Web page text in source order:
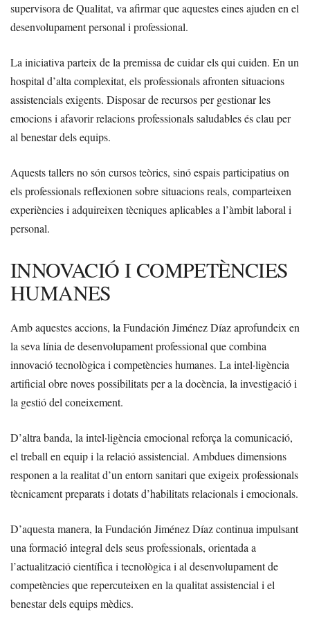
supervisora de Qualitat, va afirmar que aquestes eines ajuden en el
desenvolupament personal i professional.
La iniciativa parteix de la premissa de cuidar els qui cuiden. En un
hospital d’alta complexitat, els professionals afronten situacions
assistencials exigents. Disposar de recursos per gestionar les
emocions i afavorir relacions professionals saludables és clau per
al benestar dels equips.
Aquests tallers no són cursos teòrics, sinó espais participatius on
els professionals reflexionen sobre situacions reals, comparteixen
experiències i adquireixen tècniques aplicables a l’àmbit laboral i
personal.
INNOVACIÓ I COMPETÈNCIES
HUMANES
Amb aquestes accions, la Fundación Jiménez Díaz aprofundeix en
la seva línia de desenvolupament professional que combina
innovació tecnològica i competències humanes. La intel·ligència
artificial obre noves possibilitats per a la docència, la investigació i
la gestió del coneixement.
D’altra banda, la intel·ligència emocional reforça la comunicació,
el treball en equip i la relació assistencial. Ambdues dimensions
responen a la realitat d’un entorn sanitari que exigeix professionals
tècnicament preparats i dotats d’habilitats relacionals i emocionals.
D’aquesta manera, la Fundación Jiménez Díaz continua impulsant
una formació integral dels seus professionals, orientada a
l’actualització científica i tecnològica i al desenvolupament de
competències que repercuteixen en la qualitat assistencial i el
benestar dels equips mèdics.